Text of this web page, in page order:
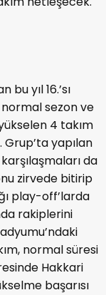
yıl 16.’sı
sezon ve
4 takım
Grup’ta yapılan
da
zirvede bitirip
play-off’larda
rakiplerini
normal süresi
Hakkari
başarısı